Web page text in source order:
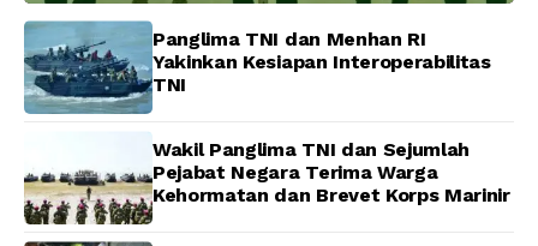
Panglima TNI dan Menhan RI
Yakinkan Kesiapan Interoperabilitas
TNI
Wakil Panglima TNI dan Sejumlah
Pejabat Negara Terima Warga
Kehormatan dan Brevet Korps Marinir